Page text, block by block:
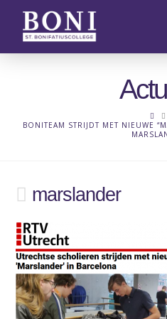
BONITEAM STRIJDT MET NIEUWE
marslander